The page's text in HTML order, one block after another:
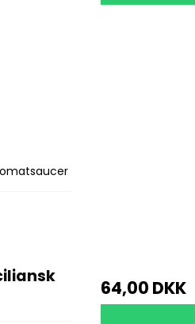
64,00 DKK